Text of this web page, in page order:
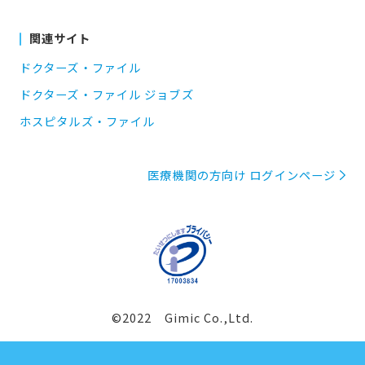
関連サイト
ドクターズ・ファイル
ドクターズ・ファイル ジョブズ
ホスピタルズ・ファイル
医療機関の方向け ログインページ
©2022 Gimic Co.,Ltd.